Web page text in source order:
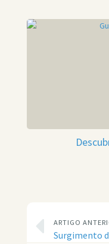
ARTIGO
Surgimento